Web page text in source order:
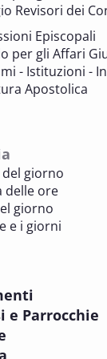
Beni
E EDILIZIA DI CULTO
di culto
E EDILIZIA DI CULTO
dei
-
salute
SALUTE
Revisori dei
Episcopali
per gli Affari
- Istituzioni -
Apostolica
giorno
delle ore
giorno
e i giorni
e Parrocchie